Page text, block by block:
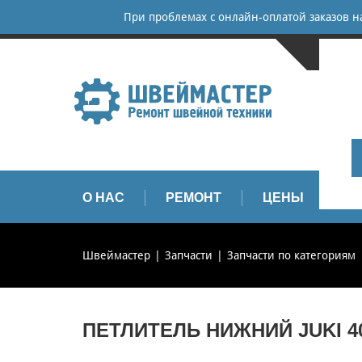
При проблемах с онлайн-оплатой заказов
О НАС РЕМОНТ ЦЕНЫ
Швеймастер Запчасти Запчасти по категориям
ПЕТЛИТЕЛЬ НИЖНИЙ JUKI